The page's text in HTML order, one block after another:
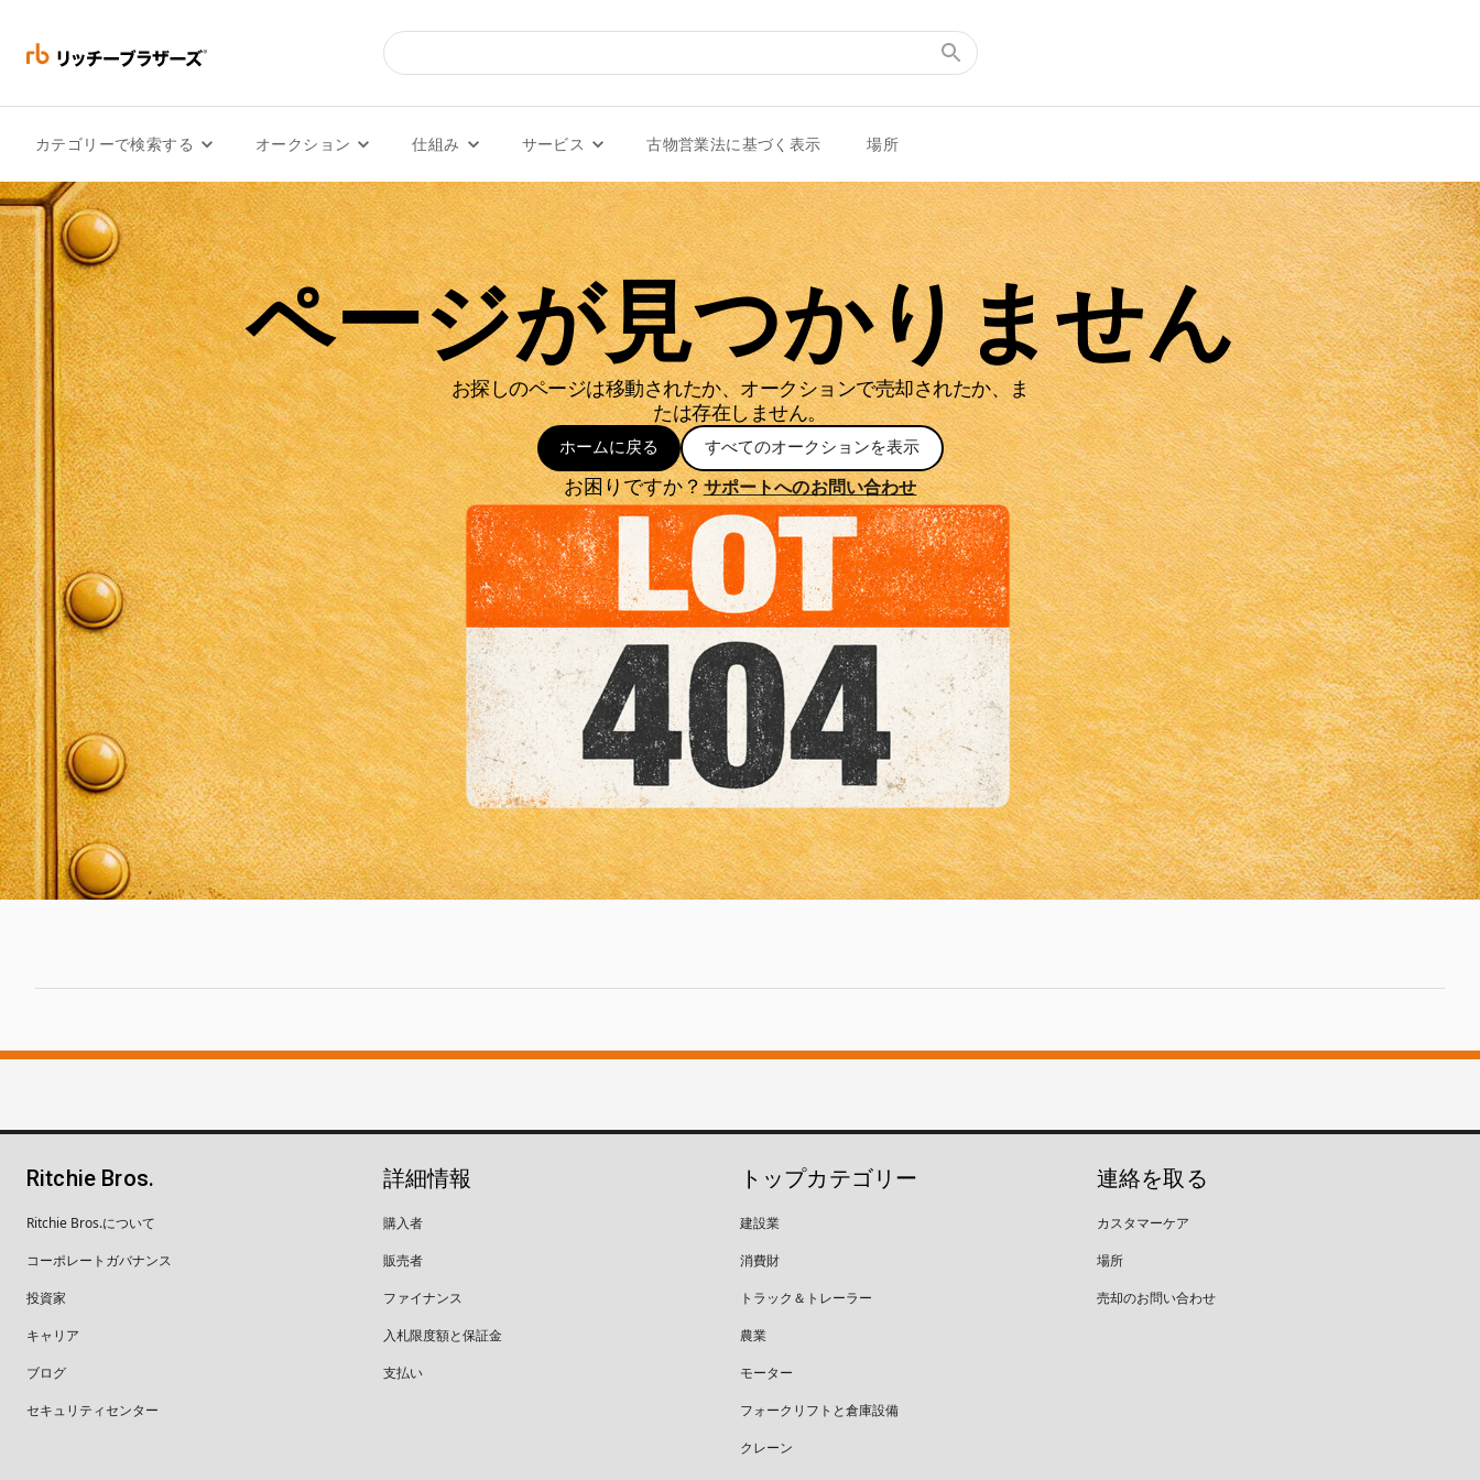
カテゴリーで検索する オークション 仕組み サービス 古物営業法に基づく表示 場所
ページが見つかりません
お探しのページは移動されたか、オークションで売却されたか、ま
たは存在しません。
ホームに戻る すべてのオークションを表示
お困りですか？ サポートへのお問い合わせ
Ritchie Bros.
Ritchie Bros.について
コーポレートガバナンス
投資家
キャリア
ブログ
セキュリティセンター
詳細情報
購入者
販売者
ファイナンス
入札限度額と保証金
支払い
トップカテゴリー
建設業
消費財
トラック＆トレーラー
農業
モーター
フォークリフトと倉庫設備
クレーン
連絡を取る
カスタマーケア
場所
売却のお問い合わせ